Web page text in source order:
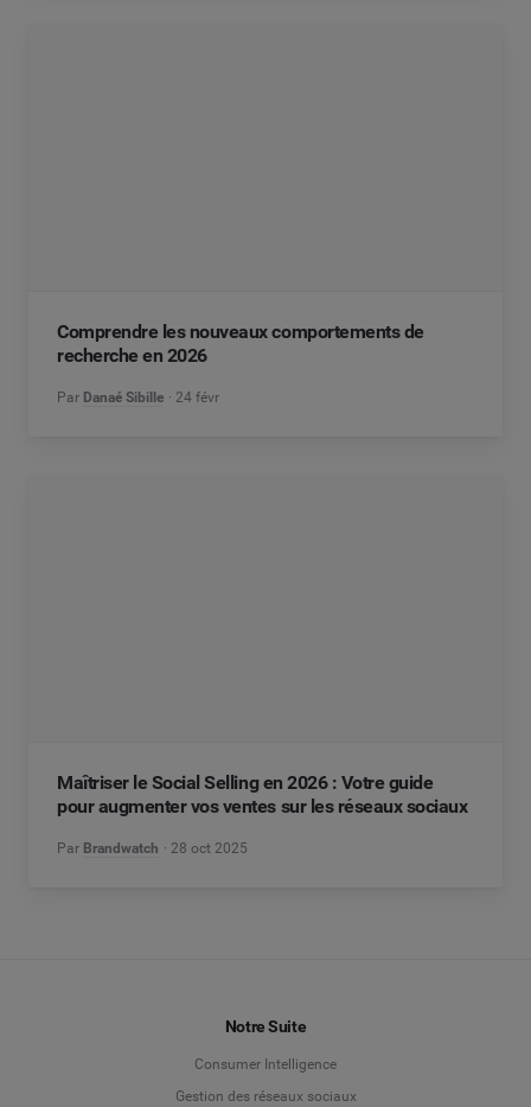
Comprendre les nouveaux comportements de
recherche en 2026
Par Danaé Sibille 24 févr
Maîtriser le Social Selling en 2026 : Votre guide
pour augmenter vos ventes sur les réseaux sociaux
Par Brandwatch 28 oct 2025
Notre Suite
Consumer Intelligence
Gestion des réseaux sociaux